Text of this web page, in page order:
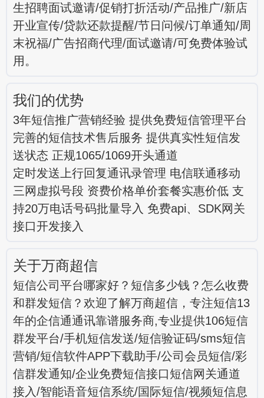
生招聘面试邀请/促销打折活动/产品推广/新店
开业宣传/贷款还款提醒/节日问候/订单通知/周
末祝福/广告招商代理/面试邀请/可免费体验试
用。
我们的优势
3年短信推广营销经验 提供免费短信管理平台
完善的短信技术售后服务 提供真实性短信发
送状态 正规1065/1069开头通道
定时发送上行回复通讯录管理 电信联通移动
三网虚拟号段 资费价格单价套餐实惠价低 支
持20万电话号码批量导入 免费api、SDK网关
接口开发接入
关于万商超信
短信公司平台哪家好？短信多少钱？怎么收费
和群发短信？欢迎了解万商超信，专注短信13
年的企信通通讯靠谱服务商,专业提供106短信
群发平台/手机短信发送/短信验证码/sms短信
营销/短信软件APP下载助手/公司会员短信/彩
信群发通知/企业免费短信接口短信网关通道
接入/智能语音短信系统/国际短信/视频短信息